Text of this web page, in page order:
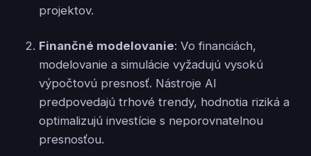
projektov.
Finančné modelovanie: Vo financiách,
modelovanie a simulácie vyžadujú vysokú
výpočtovú presnosť. Nástroje AI
predpovedajú trhové trendy, hodnotia riziká a
optimalizujú investície s neporovnatelnou
presnosťou.